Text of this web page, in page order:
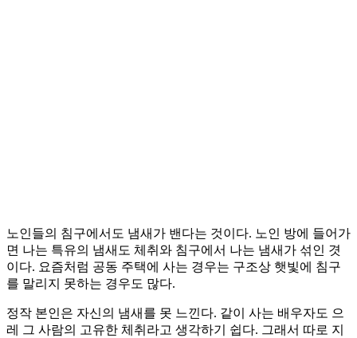
노인들의 침구에서도 냄새가 밴다는 것이다. 노인 방에 들어가
면 나는 특유의 냄새도 체취와 침구에서 나는 냄새가 섞인 겻
이다. 요즘처럼 공동 주택에 사는 경우는 구조상 햇빛에 침구
를 말리지 못하는 경우도 많다.
정작 본인은 자신의 냄새를 못 느낀다. 같이 사는 배우자도 으
레 그 사람의 고유한 체취라고 생각하기 쉽다. 그래서 따로 지